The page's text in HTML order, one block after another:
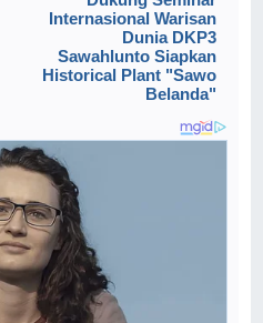
Internasional Warisan
Dunia DKP3
Sawahlunto Siapkan
Historical Plant "Sawo
Belanda"